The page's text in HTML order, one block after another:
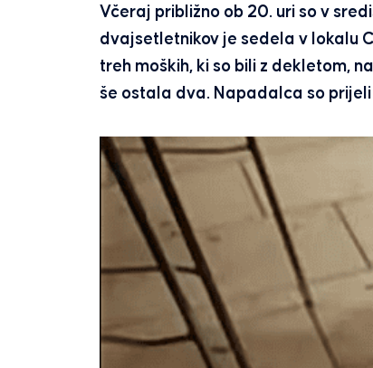
Včeraj približno ob 20. uri so v
dvajsetletnikov je sedela v lokalu
treh moških, ki so bili z dekletom,
še ostala dva. Napadalca so prijeli